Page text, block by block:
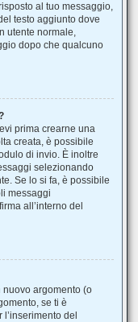
al tuo messaggio,
testo aggiunto dove
utente normale,
dopo che qualcuno
prima crearne una
creata, è possibile
di invio. È inoltre
selezionando
Se lo si fa, è possibile
messaggi
all’interno del
argomento (o
se ti è
del